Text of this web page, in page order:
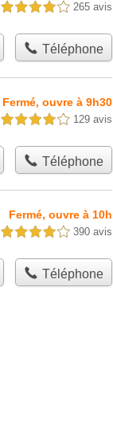
4,0 étoiles sur 5 265 avis
Téléphone
Fermé, ouvre à 9h30
4,0 étoiles sur 5 129 avis
Téléphone
Fermé, ouvre à 10h
4,0 étoiles sur 5 390 avis
Téléphone